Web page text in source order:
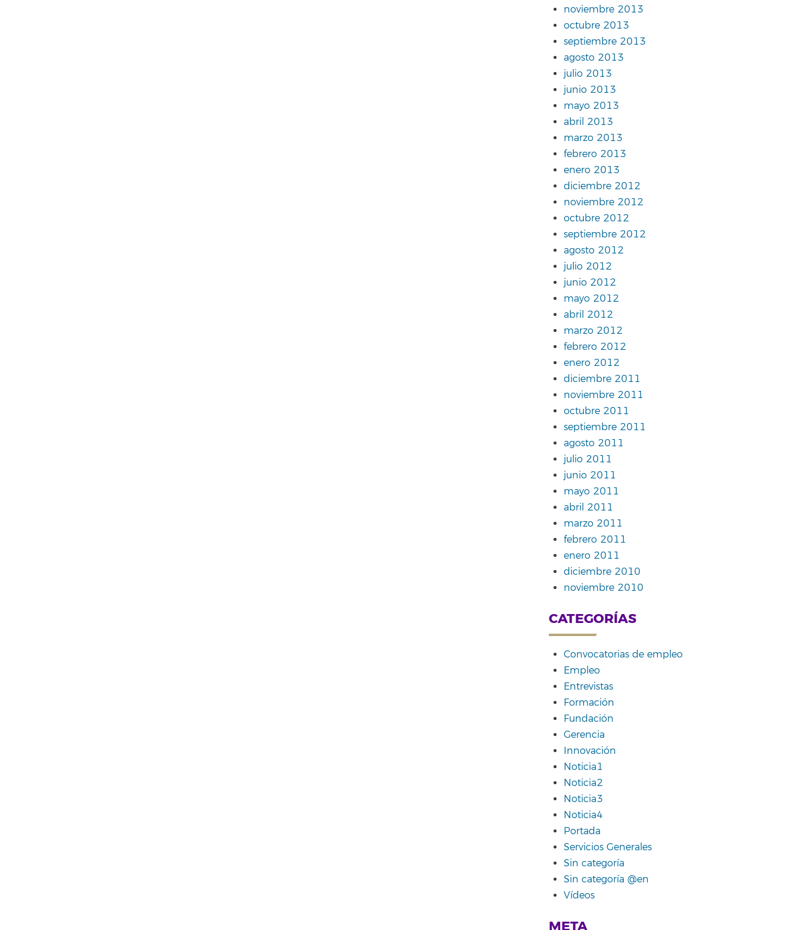
noviembre 2013
octubre 2013
septiembre 2013
agosto 2013
julio 2013
junio 2013
mayo 2013
abril 2013
marzo 2013
febrero 2013
enero 2013
diciembre 2012
noviembre 2012
octubre 2012
septiembre 2012
agosto 2012
julio 2012
junio 2012
mayo 2012
abril 2012
marzo 2012
febrero 2012
enero 2012
diciembre 2011
noviembre 2011
octubre 2011
septiembre 2011
agosto 2011
julio 2011
junio 2011
mayo 2011
abril 2011
marzo 2011
febrero 2011
enero 2011
diciembre 2010
noviembre 2010
CATEGORÍAS
Convocatorias de empleo
Empleo
Entrevistas
Formación
Fundación
Gerencia
Innovación
Noticia1
Noticia2
Noticia3
Noticia4
Portada
Servicios Generales
Sin categoría
Sin categoría @en
Vídeos
META